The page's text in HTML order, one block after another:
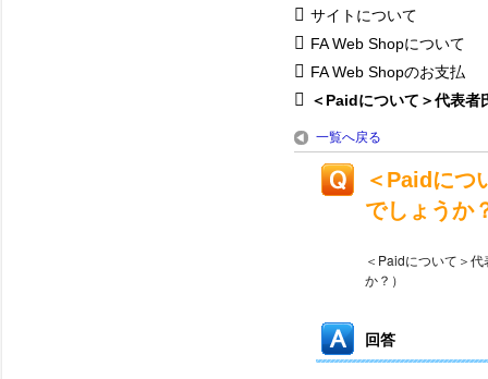
サイトについて
FA Web Shopについて
FA Web Shopのお支払
＜Paidについて＞代表者
一覧へ戻る
＜Paidにつ
でしょうか
＜Paidについて＞
か？）
回答